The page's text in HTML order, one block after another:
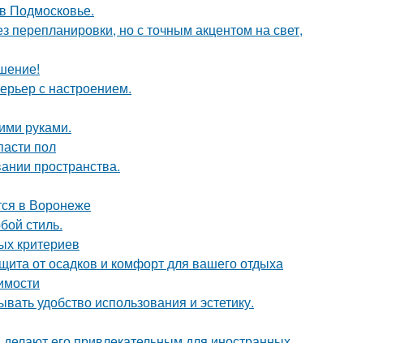
Подмосковье.
но с точным акцентом на свет,
с настроением.
руками.
пол
пространства.
в Воронеже
стиль.
критериев
от осадков и комфорт для вашего отдыха
удобство использования и эстетику.